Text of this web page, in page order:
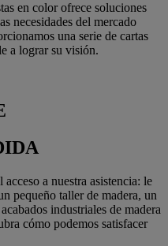
en color ofrece soluciones
necesidades del mercado
una serie de cartas
a lograr su visión.
a nuestra asistencia: le
pequeño taller de madera, un
industriales de madera
cómo podemos satisfacer